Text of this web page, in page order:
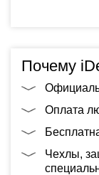
Почему
Оплата
Чехлы,